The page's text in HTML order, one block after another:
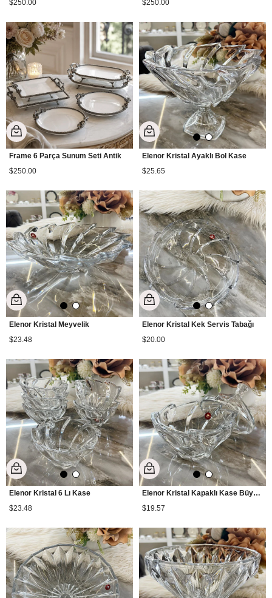
$250.00 $250.00
Frame 6 Parça Sunum Seti Antik
$250.00
Elenor Kristal Ayaklı Bol Kase
$25.65
Elenor Kristal Meyvelik
$23.48
Elenor Kristal Kek Servis Tabağı
$20.00
Elenor Kristal 6 Lı Kase
$23.48
Elenor Kristal Kapaklı Kase Büyük Boy
$19.57